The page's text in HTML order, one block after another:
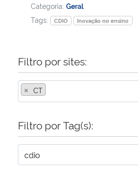
Categoria: Geral
Tags:
CDIO Inovação no ensino
Filtro por sites:
× CT
Filtro por Tag(s):